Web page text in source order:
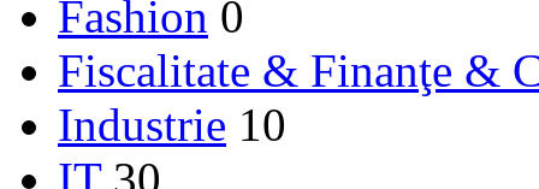
Fashion 0
Fiscalitate & Finanţe &
Industrie 10
IT 30